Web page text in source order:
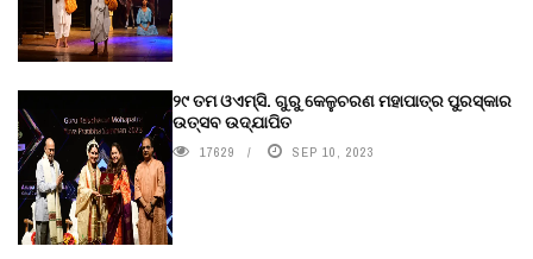
୨୯ ତମ ଓଏମ୍‌ସି. ଗୁରୁ କେଳୁଚରଣ ମହାପାତ୍ର ପୁରସ୍କାର
ଉତ୍ସବ ଉଦ୍‍ଯାପିତ
17629 SEP 10, 2023